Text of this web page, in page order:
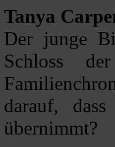
Tanya
Der junge
Schloss
darauf,
übernimmt?